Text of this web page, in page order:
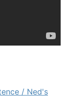
/ Ned's